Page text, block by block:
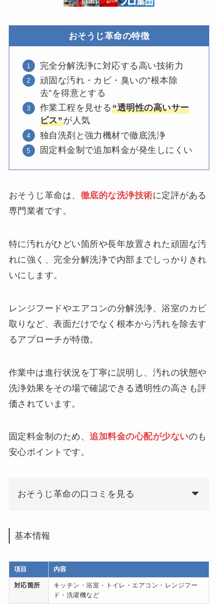
おそうじ革命の特徴
完全分解洗浄に対応する高い技術力
頑固な汚れ・カビ・臭いの”根本除
去”を得意とする
作業工程を見せる“透明性の高いサー
ビス”が人気
独自洗剤と強力機材で徹底洗浄
固定料金制で追加料金が発生しにくい
おそうじ革命は、 徹底的な洗浄技術に定評がある
専門業者です。
特に汚れがひどい箇所や長年放置された頑固な汚
れに強く、完全分解洗浄で内部までしっかりきれ
いにします。
レンジフードやエアコンの分解洗浄、浴室のカビ
取りなど、表面だけでなく根本から汚れを除去す
るアプローチが特徴。
作業中は進行状況を丁寧に説明し、汚れの状態や
洗浄効果をその場で確認できる透明性の高さも評
価されています。
固定料金制のため、追加料金の心配が少ないのも
安心ポイントです。
おそうじ革命の口コミを見る
基本情報
項目 内容
対応箇所
キッチン・浴室・トイレ・エアコン・レンジフー
ド・洗濯機など